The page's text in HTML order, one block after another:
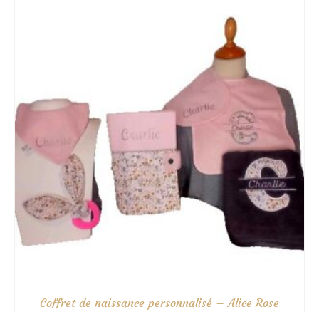
120.00€
Coffret de naissance personnalisé – Alice Rose